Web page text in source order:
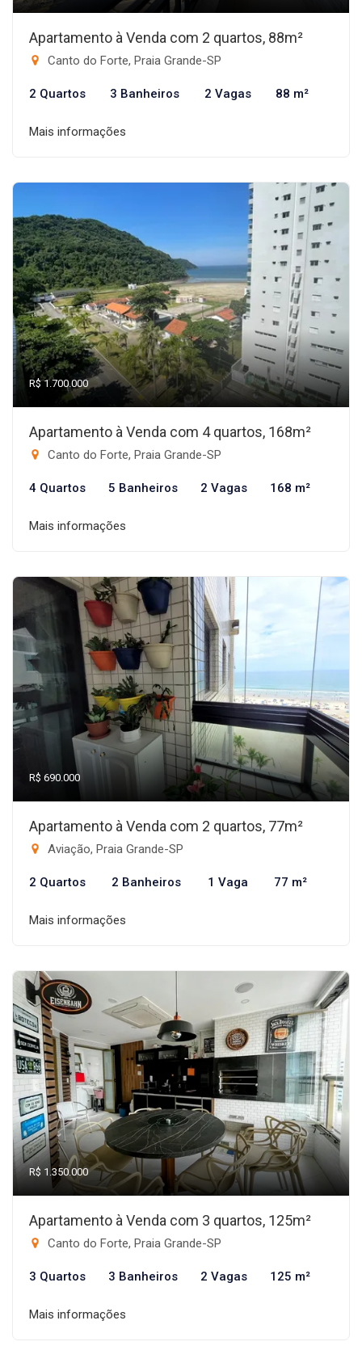
Apartamento à Venda com 2 quartos, 88m²
Canto do Forte, Praia Grande-SP
2 Quartos 3 Banheiros 2 Vagas 88 m²
Mais informações
R$ 1.700.000
Apartamento à Venda com 4 quartos, 168m²
Canto do Forte, Praia Grande-SP
4 Quartos 5 Banheiros 2 Vagas 168 m²
Mais informações
R$ 690.000
Apartamento à Venda com 2 quartos, 77m²
Aviação, Praia Grande-SP
2 Quartos 2 Banheiros 1 Vaga 77 m²
Mais informações
R$ 1.350.000
Apartamento à Venda com 3 quartos, 125m²
Canto do Forte, Praia Grande-SP
3 Quartos 3 Banheiros 2 Vagas 125 m²
Mais informações